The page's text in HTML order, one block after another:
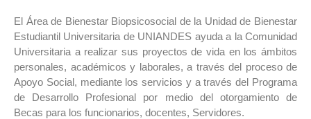
El Área de Bienestar Biopsicosocial de la Unidad de Bienestar
Estudiantil Universitaria de UNIANDES ayuda a la Comunidad
Universitaria a realizar sus proyectos de vida en los ámbitos
personales, académicos y laborales, a través del proceso de
Apoyo Social, mediante los servicios y a través del Programa
de Desarrollo Profesional por medio del otorgamiento de
Becas para los funcionarios, docentes, Servidores.